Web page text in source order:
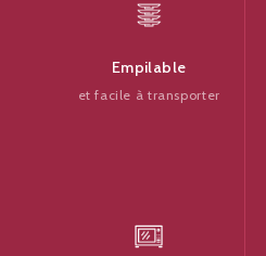
Empilable
et facile à transporter